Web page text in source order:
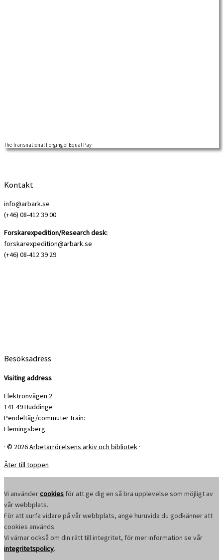
The Transnational Forging of Equal Pay
Kontakt
info@arbark.se
(+46) 08-412 39 00
Forskarexpedition/Research desk:
forskarexpedition@arbark.se
(+46) 08-412 39 29
Besöksadress
Visiting address
Elektronvägen 2
141 49 Huddinge
Pendeltåg/commuter train:
Flemingsberg
· © 2026Arbetarrörelsens arkiv och bibliotek ·
Åter till toppen
Vi användercookies för att ge dig en så bra upplevelse som möjligt av
vår webbplats.
För att surfa vidare på vår webbplats, ange huruvida du godkänner att
cookies används.
Vi värnar också om din rätt till integritet, för mer information se vår
integritetspolicy.